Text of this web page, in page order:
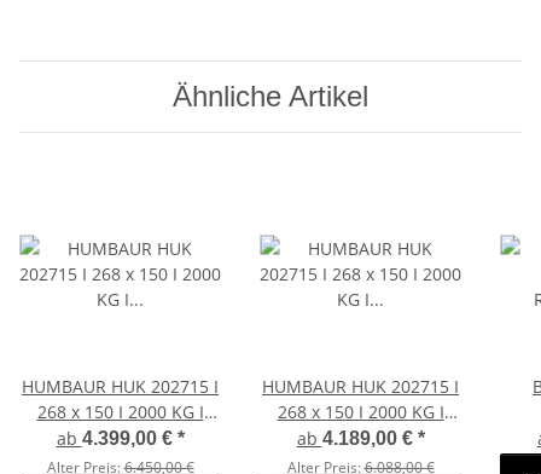
Ähnliche Artikel
HUMBAUR HUK 202715 I
268 x 150 I 2000 KG I
Rückwärtskipper mit
Handpumpe mit Stahl -
ab 4.399,00 € *
Alter Preis:6.450,00 €
HUMBAUR HUK 202715 I
268 x 150 I 2000 KG I
Rückwärtskipper mit
Handpumpe mit ALU
ab 4.189,00 € *
Alter Preis:6.088,00 €